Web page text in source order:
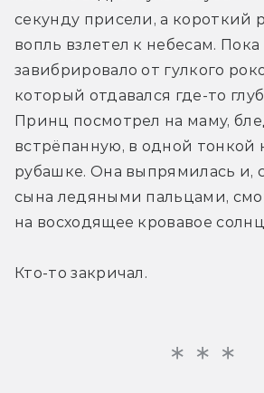
секунду присели, а короткий
вопль взлетел к небесам.
завибрировало от гулкого
который отдавался где-то
Принц посмотрел на маму,
встрёпанную, в одной тонкой
рубашке. Она выпрямилась и,
сына ледяными пальцами,
на восходящее кровавое
Кто-то закричал.